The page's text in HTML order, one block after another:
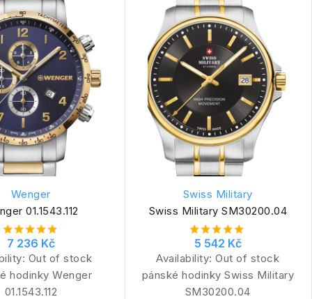
Wenger
01.1543.112
7 236 Kč
Out of stock
hodinky Wenger
01.1543.112
Swiss Military
Swiss Military SM30200.04
5 542 Kč
Availability:Out of stock
pánské hodinky Swiss Military
SM30200.04